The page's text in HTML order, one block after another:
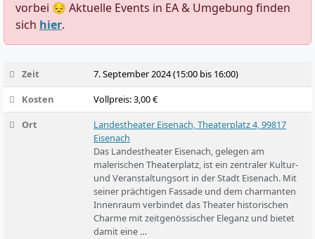
vorbei 😔 Aktuelle Events in EA & Umgebung finden
sich hier.
Zeit
7. September 2024 (15:00 bis 16:00)
Kosten
Vollpreis: 3,00 €
Ort
Landestheater Eisenach, Theaterplatz 4, 99817
Eisenach
Das Landestheater Eisenach, gelegen am
malerischen Theaterplatz, ist ein zentraler Kultur-
und Veranstaltungsort in der Stadt Eisenach. Mit
seiner prächtigen Fassade und dem charmanten
Innenraum verbindet das Theater historischen
Charme mit zeitgenössischer Eleganz und bietet
damit eine …